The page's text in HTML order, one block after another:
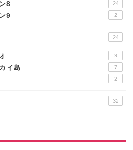
8 24
9 2
24
9
イ島 7
2
32